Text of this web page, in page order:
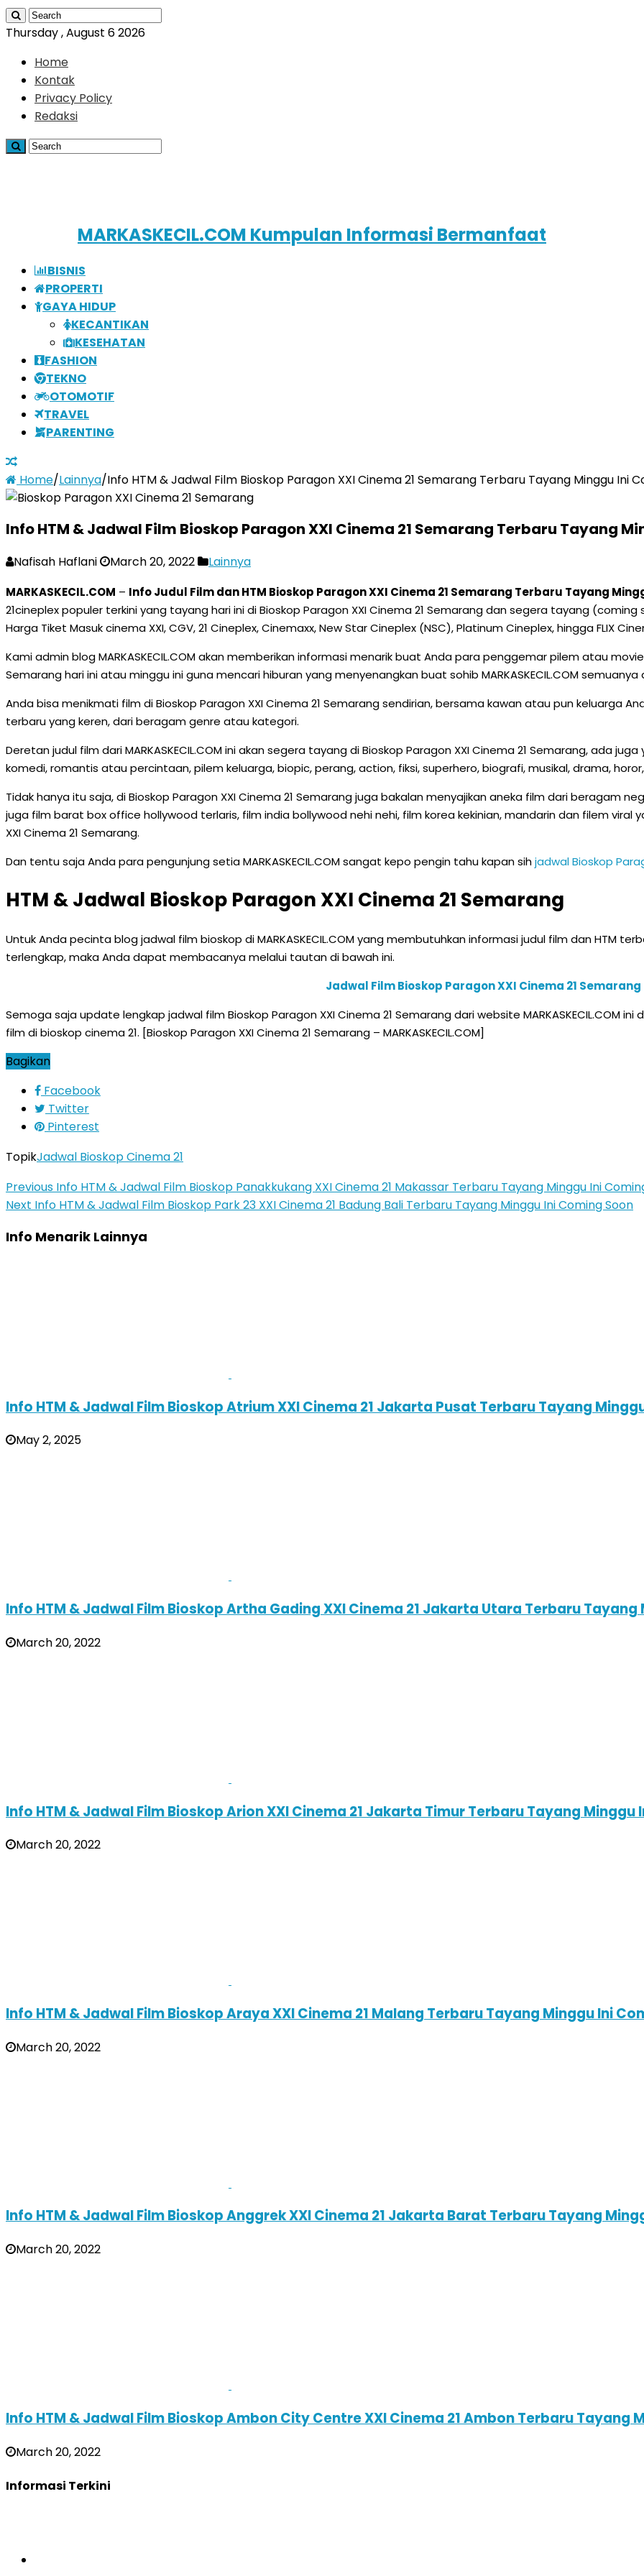
Thursday , August 6 2026
Home
Kontak
Privacy Policy
Redaksi
MARKASKECIL.COM Kumpulan Informasi Bermanfaat
BISNIS
PROPERTI
GAYA HIDUP
KECANTIKAN
KESEHATAN
FASHION
TEKNO
OTOMOTIF
TRAVEL
PARENTING
Home/Lainnya/Info HTM & Jadwal Film Bioskop Paragon XXI Cinema 21 Semarang Terbaru Tayang Minggu Ini
Info HTM & Jadwal Film Bioskop Paragon XXI Cinema 21 Semarang Terbaru Tayang
Nafisah Haflani March 20, 2022 Lainnya
MARKASKECIL.COM – Info Judul Film dan HTM Bioskop Paragon XXI Cinema 21 Semarang Terbaru Tayang
21cineplex populer terkini yang tayang hari ini di Bioskop Paragon XXI Cinema 21 Semarang dan segera tayang (coming
Harga Tiket Masuk cinema XXI, CGV, 21 Cineplex, Cinemaxx, New Star Cineplex (NSC), Platinum Cineplex, hingga FLIX
Kami admin blog MARKASKECIL.COM akan memberikan informasi menarik buat Anda para penggemar pilem atau
Semarang hari ini atau minggu ini guna mencari hiburan yang menyenangkan buat sohib MARKASKECIL.COM
Anda bisa menikmati film di Bioskop Paragon XXI Cinema 21 Semarang sendirian, bersama kawan atau pun keluarga
terbaru yang keren, dari beragam genre atau kategori.
Deretan judul film dari MARKASKECIL.COM ini akan segera tayang di Bioskop Paragon XXI Cinema 21 Semarang, ada
komedi, romantis atau percintaan, pilem keluarga, biopic, perang, action, fiksi, superhero, biografi, musikal, drama,
Tidak hanya itu saja, di Bioskop Paragon XXI Cinema 21 Semarang juga bakalan menyajikan aneka film dari beragam
juga film barat box office hollywood terlaris, film india bollywood nehi nehi, film korea kekinian, mandarin dan filem viral
XXI Cinema 21 Semarang.
Dan tentu saja Anda para pengunjung setia MARKASKECIL.COM sangat kepo pengin tahu kapan sihjadwal Bioskop
HTM & Jadwal Bioskop Paragon XXI Cinema 21 Semarang
Untuk Anda pecinta blog jadwal film bioskop di MARKASKECIL.COM yang membutuhkan informasi judul film dan HTM
terlengkap, maka Anda dapat membacanya melalui tautan di bawah ini.
Jadwal Film Bioskop Paragon XXI Cinema 21 Semarang
Semoga saja update lengkap jadwal film Bioskop Paragon XXI Cinema 21 Semarang dari website
film di bioskop cinema 21. [Bioskop Paragon XXI Cinema 21 Semarang – MARKASKECIL.COM]
Bagikan
Facebook
Twitter
Pinterest
TopikJadwal Bioskop Cinema 21
Previous Info HTM & Jadwal Film Bioskop Panakkukang XXI Cinema 21 Makassar Terbaru Tayang Minggu Ini
Next Info HTM & Jadwal Film Bioskop Park 23 XXI Cinema 21 Badung Bali Terbaru Tayang Minggu Ini Coming Soon
Info Menarik Lainnya
Info HTM & Jadwal Film Bioskop Atrium XXI Cinema 21 Jakarta Pusat Terbaru Tayang
May 2, 2025
Info HTM & Jadwal Film Bioskop Artha Gading XXI Cinema 21 Jakarta Utara Terbaru Tayang
March 20, 2022
Info HTM & Jadwal Film Bioskop Arion XXI Cinema 21 Jakarta Timur Terbaru Tayang Minggu
March 20, 2022
Info HTM & Jadwal Film Bioskop Araya XXI Cinema 21 Malang Terbaru Tayang Minggu Ini
March 20, 2022
Info HTM & Jadwal Film Bioskop Anggrek XXI Cinema 21 Jakarta Barat Terbaru Tayang
March 20, 2022
Info HTM & Jadwal Film Bioskop Ambon City Centre XXI Cinema 21 Ambon Terbaru Tayang
March 20, 2022
Informasi Terkini